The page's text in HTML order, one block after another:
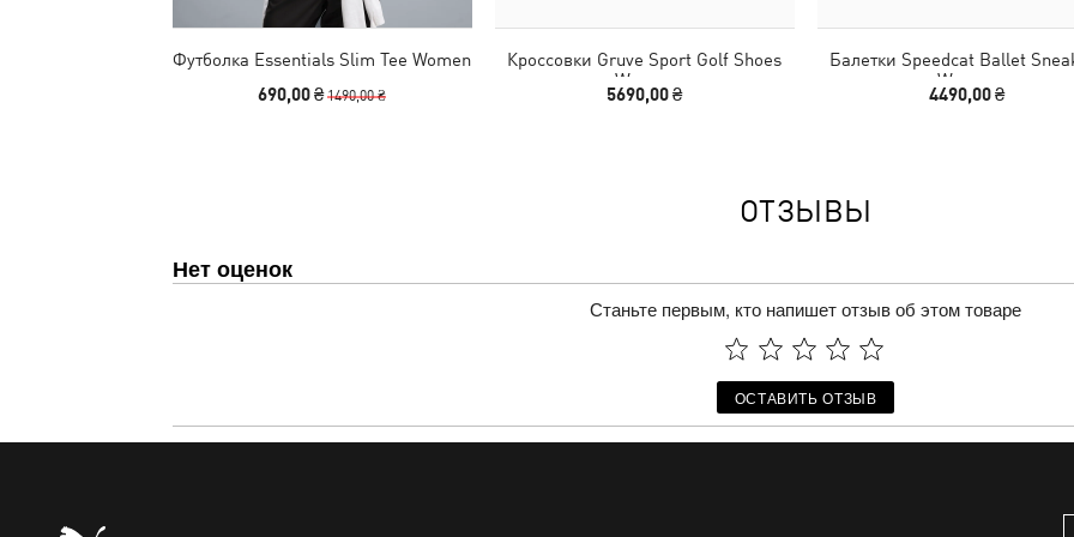
Футболка Essentials Slim Tee Women
690,00 ₴1490,00 ₴
Кроссовки Gruve Sport Golf Shoes
Women
5690,00 ₴
Балетки Speedcat Ballet
Women
4490,00 ₴
ОТЗЫВЫ
Нет оценок
Станьте первым, кто напишет отзыв об этом товаре
ОСТАВИТЬ ОТЗЫВ